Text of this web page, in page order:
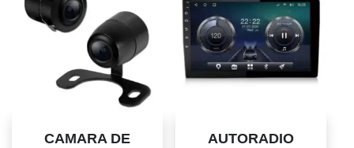
CAMARA DE
AUTORADIO